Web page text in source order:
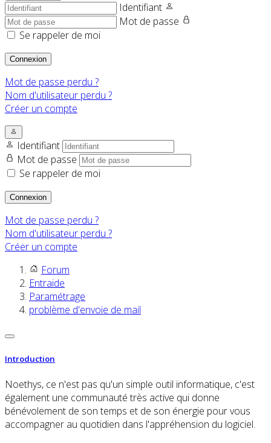
Identifiant
Mot de passe
Se rappeler de moi
Connexion
Mot de passe perdu ?
Nom d'utilisateur perdu ?
Créer un compte
Identifiant
Mot de passe
Se rappeler de moi
Connexion
Mot de passe perdu ?
Nom d'utilisateur perdu ?
Créer un compte
Forum
Entraide
Paramétrage
problème d'envoie de mail
Introduction
Noethys, ce n'est pas qu'un simple outil informatique, c'est
également une communauté très active qui donne
bénévolement de son temps et de son énergie pour vous
accompagner au quotidien dans l'appréhension du logiciel.